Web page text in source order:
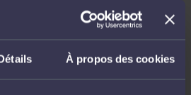
À propos des cookies
DE LA COMPAGNIE IBM FRANCE
LE RESPECT DES DISPOSITIONS